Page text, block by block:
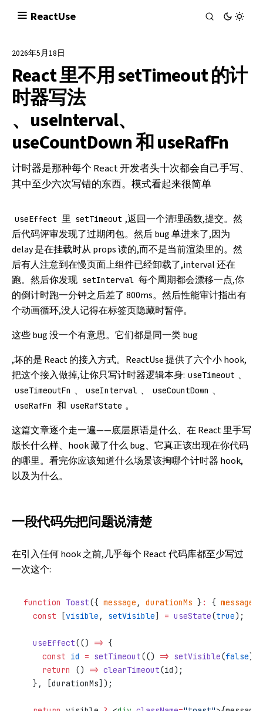
ReactUse
2026年5月18日
React 里不用 setTimeout 的计
时器写法
、useInterval、
useCountDown 和 useRafFn
计时器是那种每个 React 开发者头十次都会自己手写、
其中至少六次写错的东西。模式看起来很简单
useEffect 里 setTimeout ,返回一个清理函数,提交。然
后代码评审发现了过期闭包。然后 bug 单进来了,因为
delay 是在挂载时从 props 读的,而不是当前渲染里的。然
后有人注意到在慢页面上组件已经卸载了,interval 还在
跑。然后你发现 setInterval 每个周期都会漂移一点,你
的倒计时跑一分钟之后差了 800ms。然后性能审计指出有
个动画循环,没人记得在标签页隐藏时暂停。
这些 bug 没一个有意思。它们都是同一类 bug
,坏的是 React 的接入方式。 ReactUse提供了六个小 hook,
把这个接入做掉,让你只写计时器逻辑本身: useTimeout 、
useTimeoutFn 、 useInterval 、 useCountDown 、
useRafFn 和 useRafState 。
这篇文章逐个走一遍——底层原语是什么、在 React 里手写
版长什么样、hook 藏了什么 bug、它真正该出现在你代码
的哪里。看完你应该知道什么场景该掏哪个计时器 hook,
以及为什么。
一段代码先把问题说清楚
在引入任何 hook 之前,几乎每个 React 代码库都至少写过
一次这个:
function Toast({ message , durationMs } : { message
  const
[visible , setVisible] = useState(true);
  useEffect
(() => {
    const
id = setTimeout(() => setVisible(false),
    return
() => clearTimeout(id);
  }, [durationMs]);